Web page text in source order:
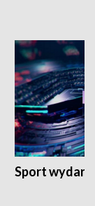
Sport